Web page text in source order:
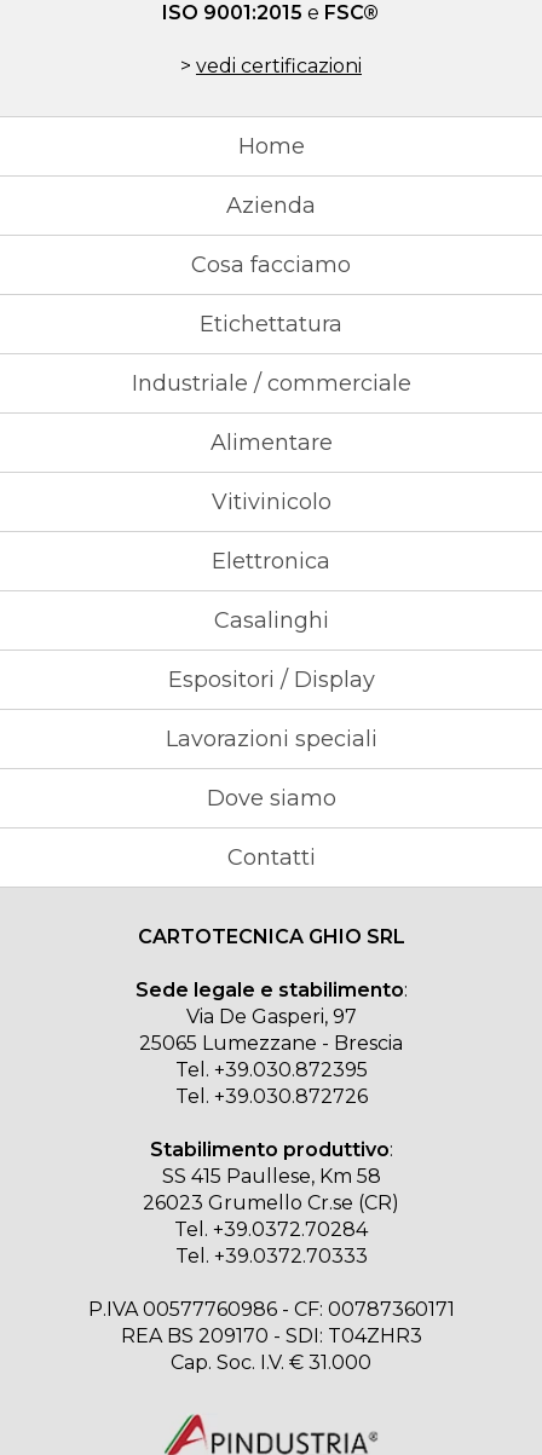
ISO 9001:2015 e FSC®
> vedi certificazioni
Home
Azienda
Cosa facciamo
Etichettatura
Industriale / commerciale
Alimentare
Vitivinicolo
Elettronica
Casalinghi
Espositori / Display
Lavorazioni speciali
Dove siamo
Contatti
CARTOTECNICA GHIO SRL
Sede legale e stabilimento:
Via De Gasperi, 97
25065 Lumezzane - Brescia
Tel. +39.030.872395
Tel. +39.030.872726
Stabilimento produttivo:
SS 415 Paullese, Km 58
26023 Grumello Cr.se (CR)
Tel. +39.0372.70284
Tel. +39.0372.70333
P.IVA 00577760986 - CF: 00787360171
REA BS 209170 - SDI: T04ZHR3
Cap. Soc. I.V. € 31.000